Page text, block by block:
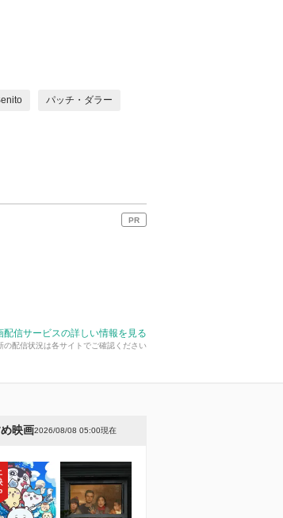
パッチ・ダラー
PR
配信サービスの詳しい情報を見る
配信状況は各サイトでご確認ください
映画2026/08/08 05:00現在